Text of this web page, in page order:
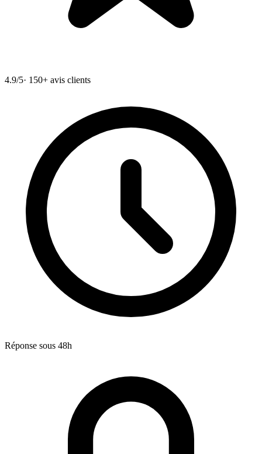
4.9/5· 150+ avis clients
Réponse sous 48h